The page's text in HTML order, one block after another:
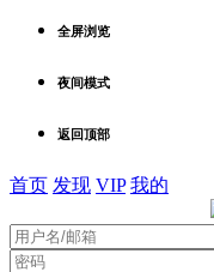
全屏浏览
夜间模式
返回顶部
首页 发现 VIP 我的